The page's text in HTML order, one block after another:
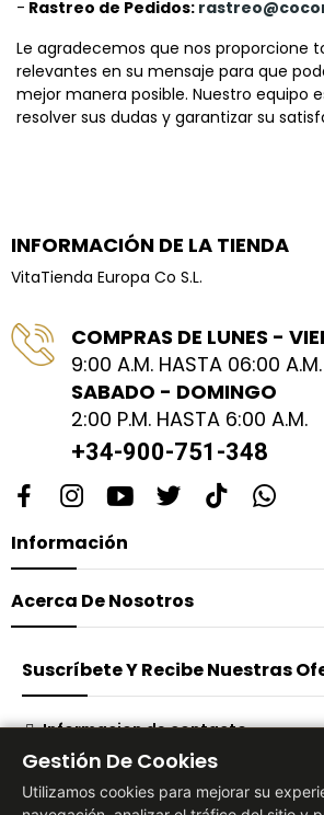
- Rastreo de Pedidos:
Le agradecemos que nos proporcione
relevantes en su mensaje para que
mejor manera posible. Nuestro equipo
resolver sus dudas y garantizar su
INFORMACIÓN DE LA TIENDA
VitaTienda Europa Co S.L.
COMPRAS DE LUNES -
9:00 A.M. HASTA 06:00 A.M.
SABADO - DOMINGO
2:00 P.M. HASTA 6:00 A.M.
+34-900-751-348
Información
Acerca De Nosotros
Suscríbete Y Recibe Nuestras
Informacion de contacto
Gestión De Cookies
Utilizamos cookies para mejorar su